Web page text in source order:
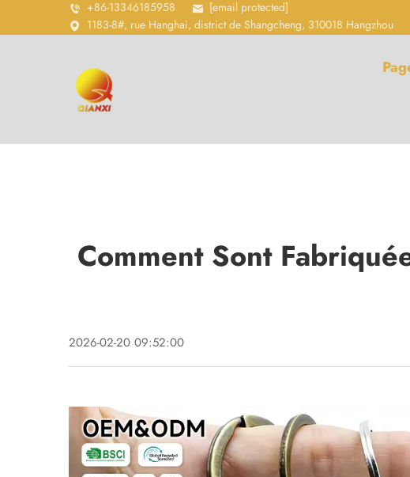
+86-13346185958
[email protected]
1183-8#, rue Hanghai, district de Shangcheng, 310018 Hangzhou
Comment Sont
2026-02-20 09:52:00